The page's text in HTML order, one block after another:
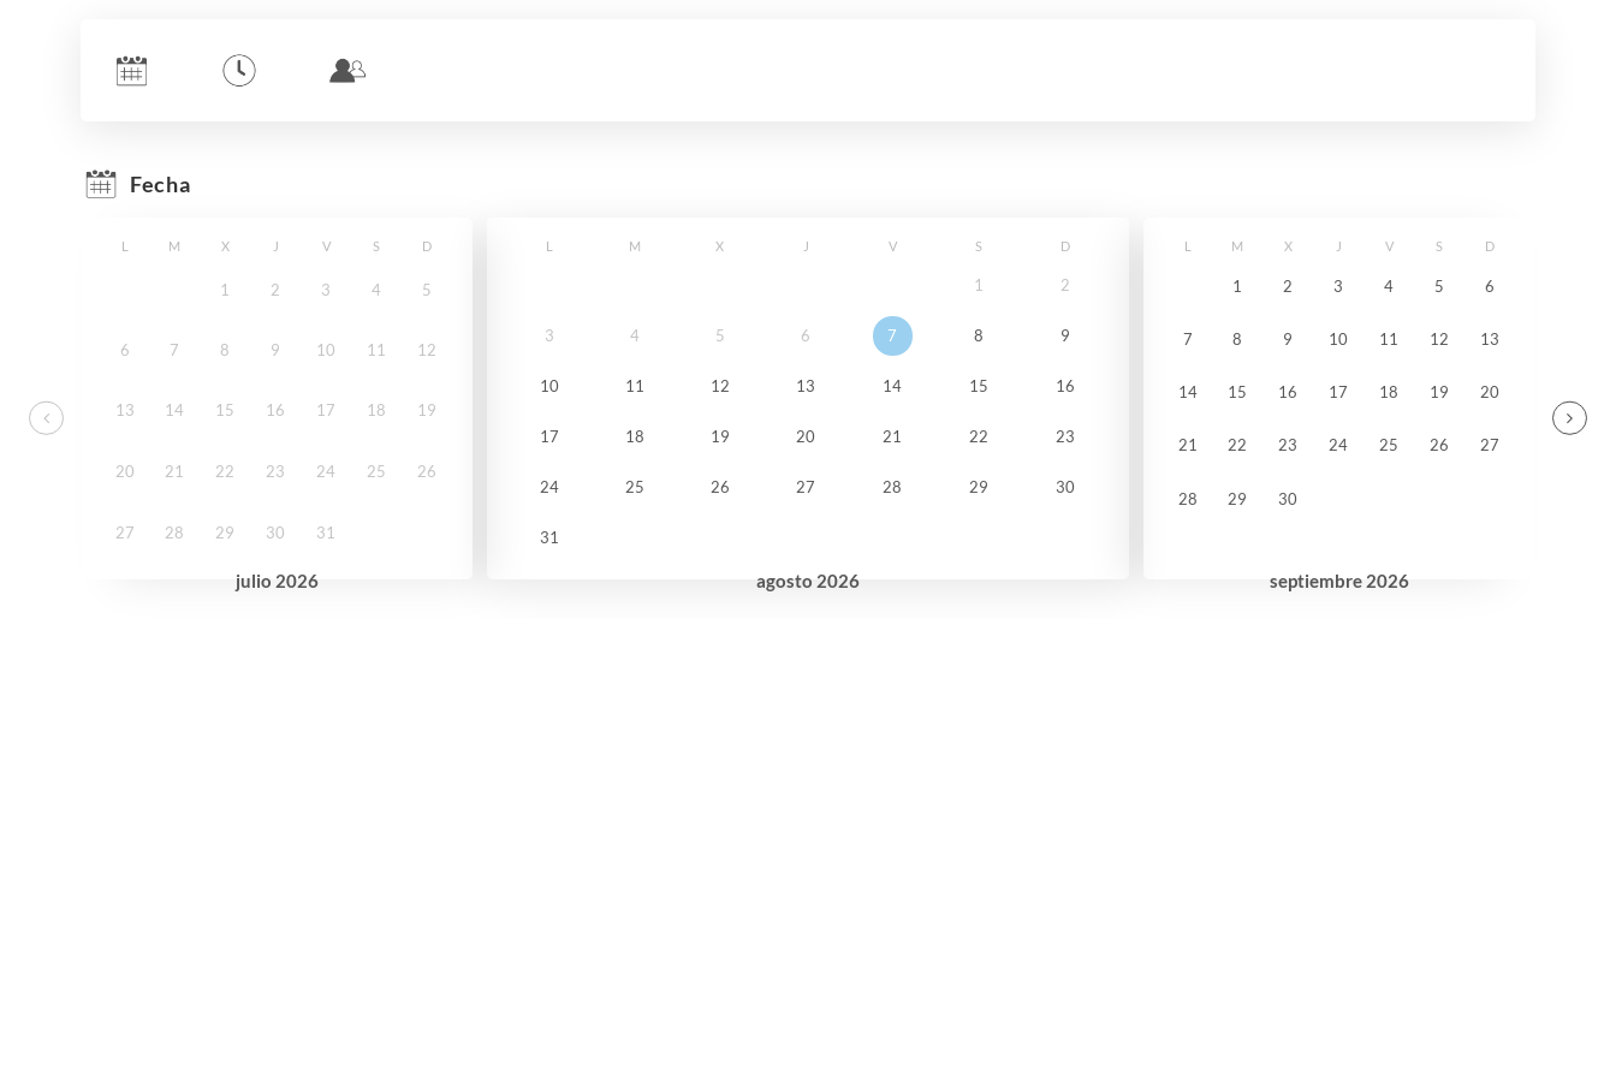
Fecha
julio 2026
L M X J V S D
1 2 3 4 5
6 7 8 9 10 11 12
13 14 15 16 17 18 19
20 21 22 23 24 25 26
27 28 29 30 31
agosto 2026
L M X J V S D
1 2
3 4 5 6 7 8 9
10 11 12 13 14 15 16
17 18 19 20 21 22 23
24 25 26 27 28 29 30
31
septiembre 2026
L M X J V S D
1 2 3 4 5 6
7 8 9 10 11 12 13
14 15 16 17 18 19 20
21 22 23 24 25 26 27
28 29 30